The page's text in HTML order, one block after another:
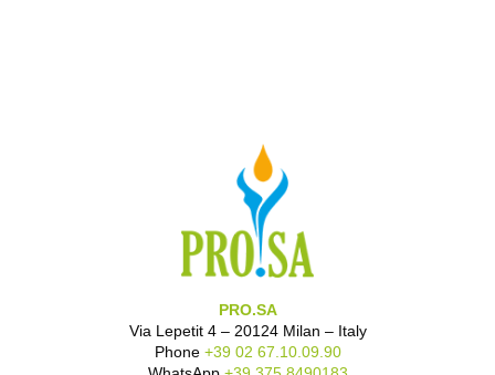
PRO.SA
Via Lepetit 4 – 20124 Milan – Italy
Phone +39 02 67.10.09.90